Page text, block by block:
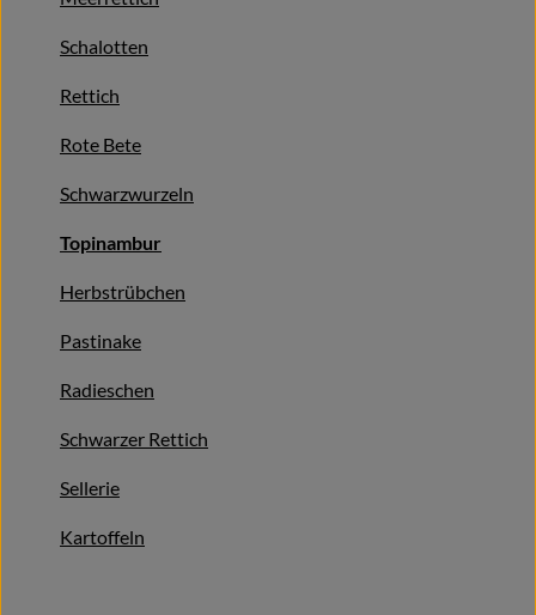
Wir empfehlen
VINCE Weine
Über uns
Veranstaltungen
Schalotten
Rettich
Rote Bete
Schwarzwurzeln
Topinambur
Herbstrübchen
Pastinake
Radieschen
Schwarzer Rettich
Sellerie
Kartoffeln